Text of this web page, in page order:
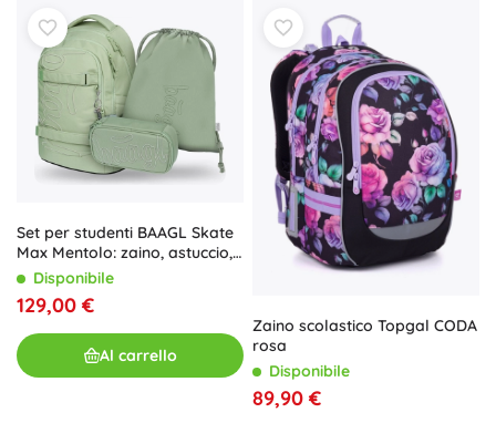
Set per studenti BAAGL Skate
Max Mentolo: zaino, astuccio,
sacca
Disponibile
129,00 €
Al carrello
Zaino scolastico Topgal CODA
rosa
Disponibile
89,90 €